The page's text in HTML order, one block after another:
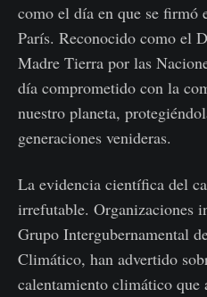
como el día en que se firmó
París. Reconocido como el
Madre Tierra por las
día comprometido con la
nuestro planeta,
generaciones venideras.
La evidencia científica del
irrefutable. Organizaciones
Grupo Intergubernamental
Climático, han advertido
calentamiento climático que